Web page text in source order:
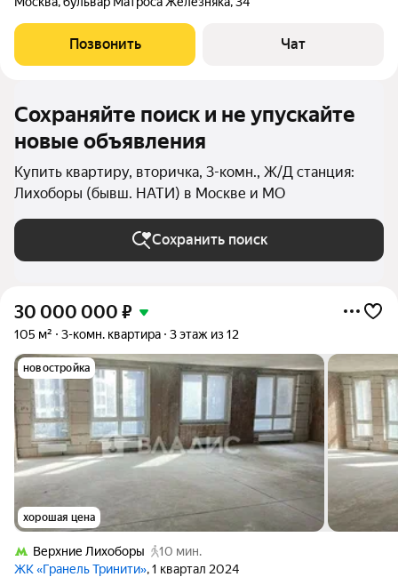
Позвонить Чат
Сохраняйте поиск и не упускайте
новые объявления
Купить квартиру, вторичка, 3-комн., Ж/Д станция:
Лихоборы (бывш. НАТИ) в Москве и МО
Сохранить поиск
30 000 000 ₽
105 м² 3-комн. квартира 3 этаж из 12
новостройка
хорошая цена
Верхние Лихоборы
10 мин.
ЖК «Гранель Тринити», 1 квартал 2024